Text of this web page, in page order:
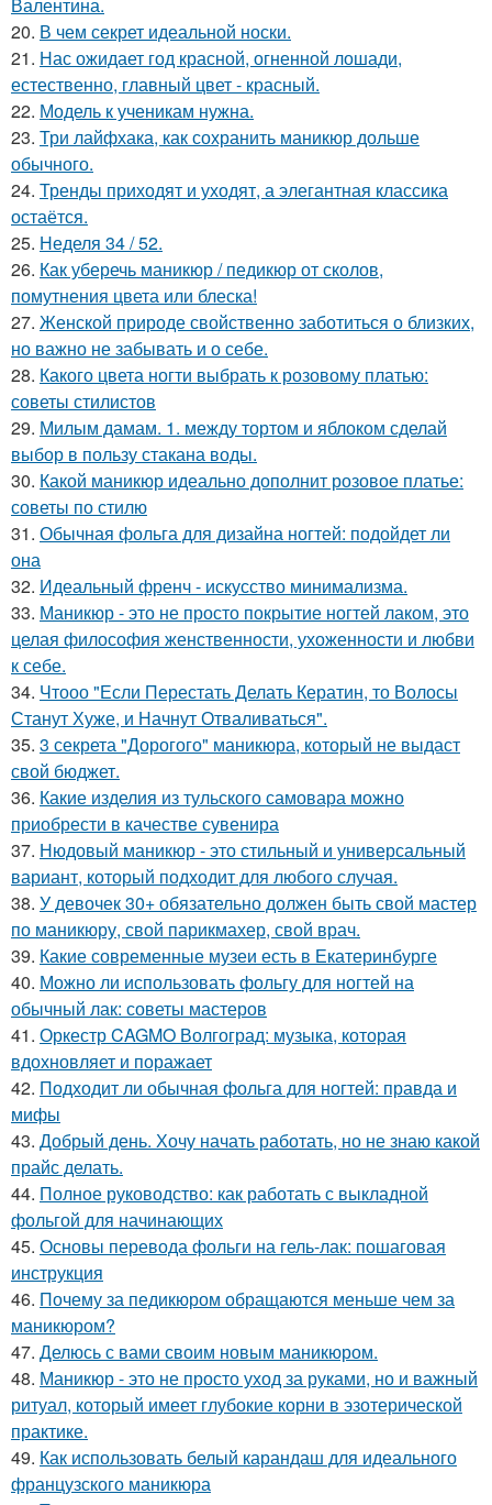
20. В чем секрет идеальной носки.
21. Нас ожидает год красной, огненной лошади,
естественно, главный цвет - красный.
22. Модель к ученикам нужна.
23. Три лайфхака, как сохранить маникюр дольше
обычного.
24. Тренды приходят и уходят, а элегантная классика
остаётся.
25. Неделя 34 / 52.
26. Как уберечь маникюр / педикюр от сколов,
помутнения цвета или блеска!
27. Женской природе свойственно заботиться о близких,
но важно не забывать и о себе.
28. Какого цвета ногти выбрать к розовому платью:
советы стилистов
29. Милым дамам. 1. между тортом и яблоком сделай
выбор в пользу стакана воды.
30. Какой маникюр идеально дополнит розовое платье:
советы по стилю
31. Обычная фольга для дизайна ногтей: подойдет ли
она
32. Идеальный френч - искусство минимализма.
33. Маникюр - это не просто покрытие ногтей лаком, это
целая философия женственности, ухоженности и любви
к себе.
34. Чтооо "Если Перестать Делать Кератин, то Волосы
Станут Хуже, и Начнут Отваливаться".
35. 3 секрета "Дорогого" маникюра, который не выдаст
свой бюджет.
36. Какие изделия из тульского самовара можно
приобрести в качестве сувенира
37. Нюдовый маникюр - это стильный и универсальный
вариант, который подходит для любого случая.
38. У девочек 30+ обязательно должен быть свой мастер
по маникюру, свой парикмахер, свой врач.
39. Какие современные музеи есть в Екатеринбурге
40. Можно ли использовать фольгу для ногтей на
обычный лак: советы мастеров
41. Оркестр CAGMO Волгоград: музыка, которая
вдохновляет и поражает
42. Подходит ли обычная фольга для ногтей: правда и
мифы
43. Добрый день. Хочу начать работать, но не знаю какой
прайс делать.
44. Полное руководство: как работать с выкладной
фольгой для начинающих
45. Основы перевода фольги на гель-лак: пошаговая
инструкция
46. Почему за педикюром обращаются меньше чем за
маникюром?
47. Делюсь с вами своим новым маникюром.
48. Маникюр - это не просто уход за руками, но и важный
ритуал, который имеет глубокие корни в эзотерической
практике.
49. Как использовать белый карандаш для идеального
французского маникюра